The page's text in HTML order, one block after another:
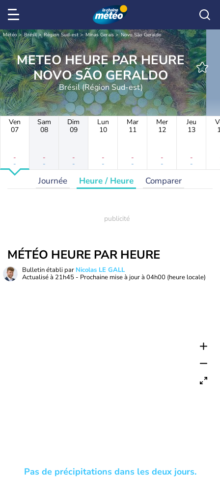
Météo Brésil Région Sud-est Minas Gerais Novo São Geraldo
METEO HEURE PAR HEURE
NOVO SÃO GERALDO
Brésil (Région Sud-est)
Ven
07
-
-
Sam
08
-
-
Dim
09
-
-
Lun
10
-
-
Mar
11
-
-
Mer
12
-
-
Jeu
13
-
-
Journée Heure / Heure Comparer
MÉTÉO HEURE PAR HEURE
Bulletin établi par Nicolas LE GALL
Actualisé à 21h45 - Prochaine mise à jour à 04h00 (heure locale)
Pas de précipitations dans les deux jours.